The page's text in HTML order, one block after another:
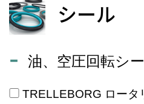
シール
油、空圧回転シ
TRELLEBORG ロータ